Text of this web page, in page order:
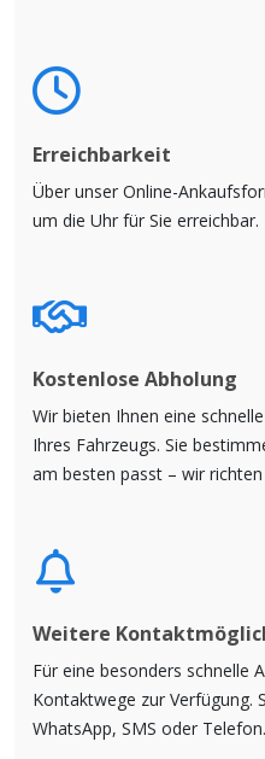
Erreichbarkeit
Über unser Online-
um die Uhr für Sie erreichbar.
Kostenlose Abholung
Wir bieten Ihnen eine
Ihres Fahrzeugs. Sie
am besten passt – wir
Weitere
Für eine besonders schnelle
Kontaktwege zur Verfügung.
WhatsApp, SMS oder Telefon.